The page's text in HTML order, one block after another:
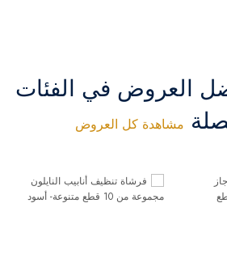
العروض في الفئات
مشاهدة كل العروض